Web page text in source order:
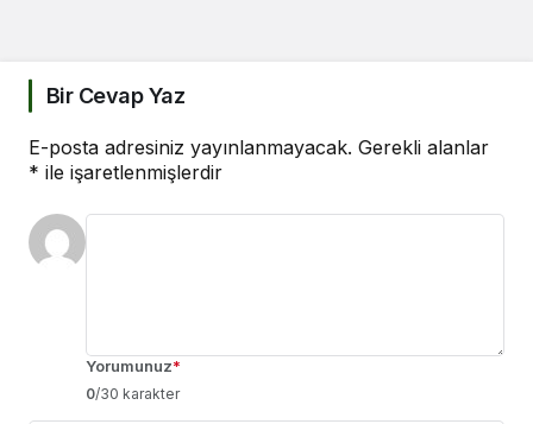
Bir Cevap Yaz
E-posta adresiniz yayınlanmayacak. Gerekli alanlar
* ile işaretlenmişlerdir
Yorumunuz*
0/30 karakter